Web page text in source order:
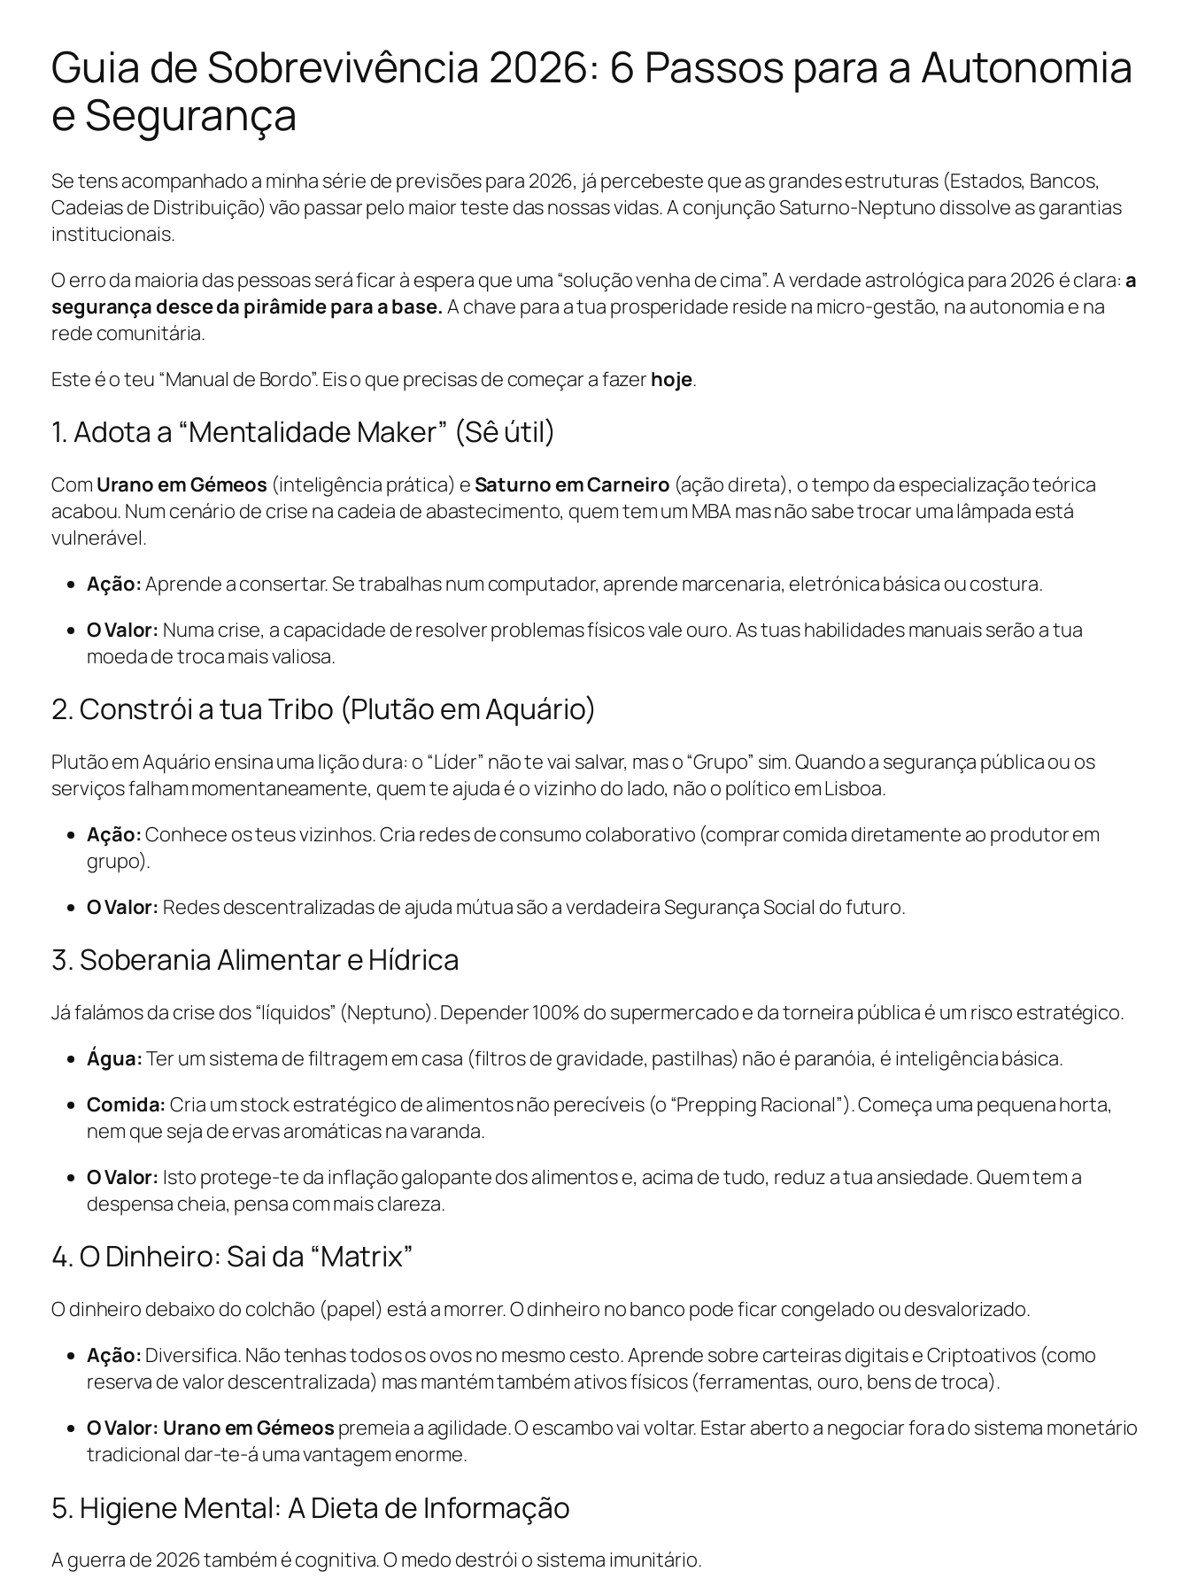
Guia de Sobrevivência 2026: 6 Passos para a Autonomia
e Segurança
Se tens acompanhado a minha série de previsões para 2026, já percebeste que as grandes estruturas (Estados, Bancos,
Cadeias de Distribuição) vão passar pelo maior teste das nossas vidas. A conjunção Saturno-Neptuno dissolve as garantias
institucionais.
O erro da maioria das pessoas será ficar à espera que uma “solução venha de cima”. A verdade astrológica para 2026 é clara: a
segurança desce da pirâmide para a base. A chave para a tua prosperidade reside na micro-gestão, na autonomia e na
rede comunitária.
Este é o teu “Manual de Bordo”. Eis o que precisas de começar a fazer hoje.
1. Adota a “Mentalidade Maker” (Sê útil)
Com Urano em Gémeos (inteligência prática) e Saturno em Carneiro (ação direta), o tempo da especialização teórica
acabou. Num cenário de crise na cadeia de abastecimento, quem tem um MBA mas não sabe trocar uma lâmpada está
vulnerável.
Ação:Aprende a consertar. Se trabalhas num computador, aprende marcenaria, eletrónica básica ou costura.
O Valor: Numa crise, a capacidade de resolver problemas físicos vale ouro. As tuas habilidades manuais serão a tua
moeda de troca mais valiosa.
2. Constrói a tua Tribo (Plutão em Aquário)
Plutão em Aquário ensina uma lição dura: o “Líder” não te vai salvar, mas o “Grupo” sim. Quando a segurança pública ou os
serviços falham momentaneamente, quem te ajuda é o vizinho do lado, não o político em Lisboa.
Ação:Conhece os teus vizinhos. Cria redes de consumo colaborativo (comprar comida diretamente ao produtor em
grupo).
O Valor: Redes descentralizadas de ajuda mútua são a verdadeira Segurança Social do futuro.
3. Soberania Alimentar e Hídrica
Já falámos da crise dos “líquidos” (Neptuno). Depender 100% do supermercado e da torneira pública é um risco estratégico.
Água:Ter um sistema de filtragem em casa (filtros de gravidade, pastilhas) não é paranóia, é inteligência básica.
Comida: Cria um stock estratégico de alimentos não perecíveis (o “Prepping Racional”). Começa uma pequena horta,
nem que seja de ervas aromáticas na varanda.
O Valor: Isto protege-te da inflação galopante dos alimentos e, acima de tudo, reduz a tua ansiedade. Quem tem a
despensa cheia, pensa com mais clareza.
4. O Dinheiro: Sai da “Matrix”
O dinheiro debaixo do colchão (papel) está a morrer. O dinheiro no banco pode ficar congelado ou desvalorizado.
Ação: Diversifica. Não tenhas todos os ovos no mesmo cesto. Aprende sobre carteiras digitais e Criptoativos (como
reserva de valor descentralizada) mas mantém também ativos físicos (ferramentas, ouro, bens de troca).
O Valor: Urano em Gémeos premeia a agilidade. O escambo vai voltar. Estar aberto a negociar fora do sistema monetário
tradicional dar-te-á uma vantagem enorme.
5. Higiene Mental: A Dieta de Informação
A guerra de 2026 também é cognitiva. O medo destrói o sistema imunitário.